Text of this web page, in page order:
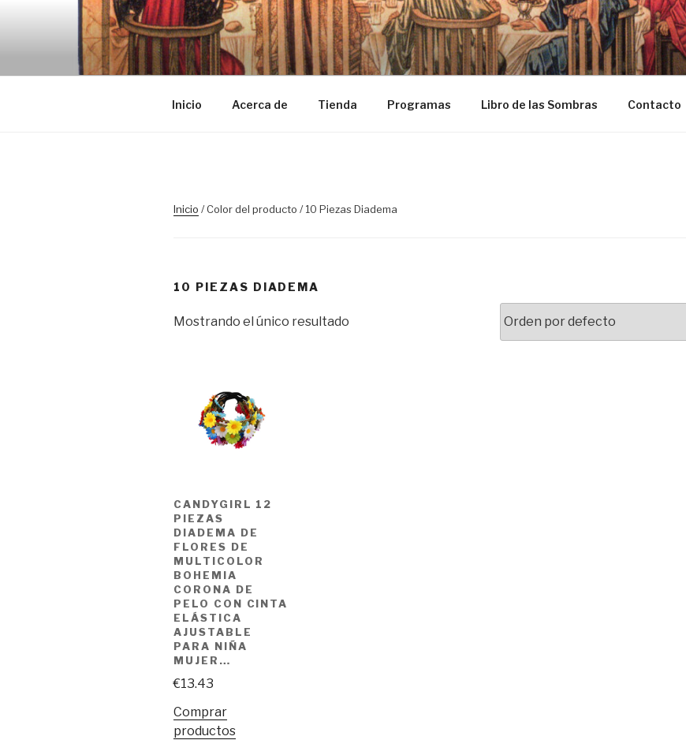
TRASLOSPASOSDELGRIAL.COM
Inicio Acerca de Tienda Programas Libro de las Sombras Contacto
Inicio / Color del producto / 10 Piezas Diadema
10 PIEZAS DIADEMA
Mostrando el único resultado
CANDYGIRL 12
PIEZAS
DIADEMA DE
FLORES DE
MULTICOLOR
BOHEMIA
CORONA DE
PELO CON CINTA
ELÁSTICA
AJUSTABLE
PARA NIÑA
MUJER…
€13.43
Comprar
productos